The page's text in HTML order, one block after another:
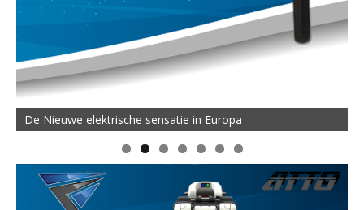
De Nieuwe elektrische sensatie in Europa